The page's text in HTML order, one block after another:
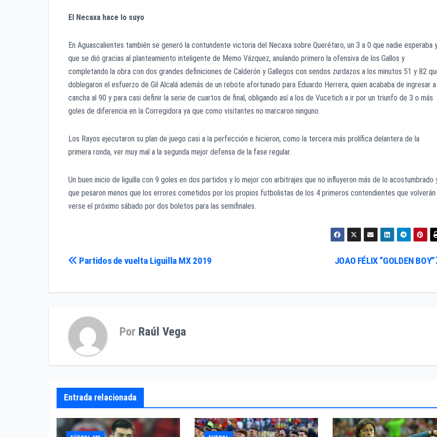
El Necaxa hace lo suyo
En Aguascalientes también se generó la contundente victoria del Necaxa sobre Querétaro, un 3 a 0 que nadie esperaba
que se dió gracias al planteamiento inteligente de Memo Vázquez, anulando primero la ofensiva de los Gallos y
completando la obra con dos grandes definiciones de Calderón y Gallegos con sendos zurdazos a los minutos 51 y 82
doblegaron el esfuerzo de Gil Alcalá además de un rebote afortunado para Eduardo Herrera, quien acababa de ingresar
cancha al 90 y para casi definir la serie de cuartos de final, obligando así a los de Vucetich a ir por un triunfo de 3 o más
goles de diferencia en la Corregidora ya que como visitantes no marcaron ninguno.
Los Rayos ejecutaron su plan de juego casi a la perfección e hicieron, como la tercera más prolífica delantera de la
primera ronda, ver muy mal a la segunda mejor defensa de la fase regular.
Un buen inicio de liguilla con 9 goles en dos partidos y lo mejor con arbitrajes que no influyeron más de lo acostumbrado
que pesaron menos que los errores cometidos por los propios futbolistas de los 4 primeros contendientes que volverán
verse el próximo sábado por dos boletos para las semifinales.
Navegación
JOAO FÉLIX “GOLDEN BOY”
Partidos de vuelta Liguilla MX 2019
Por Raúl Vega
Entrada relacionada